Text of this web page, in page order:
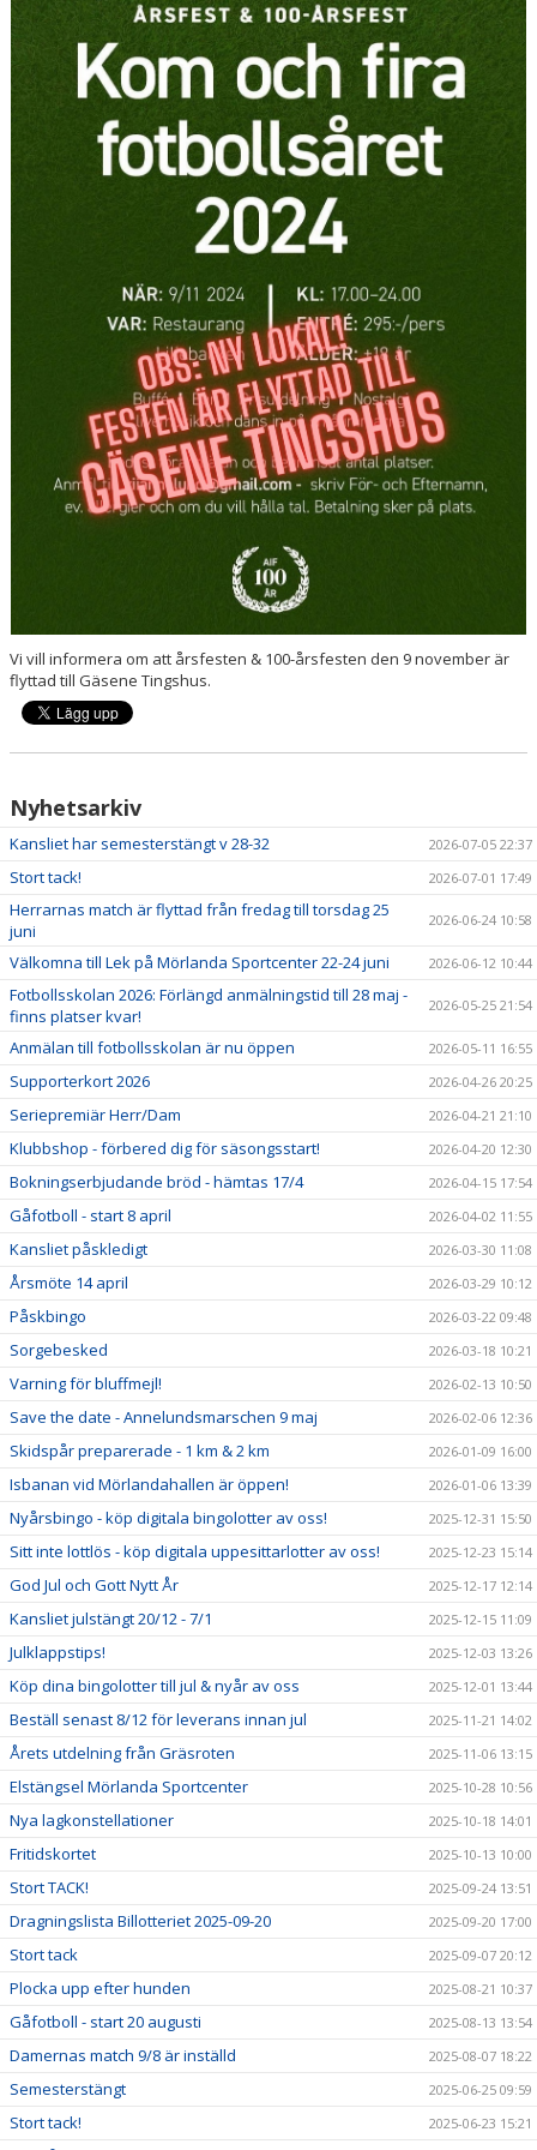
ÖVRIGA SAMARBETSPARTNERS
STÖTTA OSS
Vi vill informera om att årsfesten & 100-årsfesten den 9 november är
flyttad till Gäsene Tingshus.
Nyhetsarkiv
Kansliet har semesterstängt v 28-32 2026-07-05 22:37
Stort tack! 2026-07-01 17:49
Herrarnas match är flyttad från fredag till torsdag 25
juni
2026-06-24 10:58
Välkomna till Lek på Mörlanda Sportcenter 22-24 juni 2026-06-12 10:44
Fotbollsskolan 2026: Förlängd anmälningstid till 28 maj -
finns platser kvar!
2026-05-25 21:54
Anmälan till fotbollsskolan är nu öppen 2026-05-11 16:55
Supporterkort 2026 2026-04-26 20:25
Seriepremiär Herr/Dam 2026-04-21 21:10
Klubbshop - förbered dig för säsongsstart! 2026-04-20 12:30
Bokningserbjudande bröd - hämtas 17/4 2026-04-15 17:54
Gåfotboll - start 8 april 2026-04-02 11:55
Kansliet påskledigt 2026-03-30 11:08
Årsmöte 14 april 2026-03-29 10:12
Påskbingo 2026-03-22 09:48
Sorgebesked 2026-03-18 10:21
Varning för bluffmejl! 2026-02-13 10:50
Save the date - Annelundsmarschen 9 maj 2026-02-06 12:36
Skidspår preparerade - 1 km & 2 km 2026-01-09 16:00
Isbanan vid Mörlandahallen är öppen! 2026-01-06 13:39
Nyårsbingo - köp digitala bingolotter av oss! 2025-12-31 15:50
Sitt inte lottlös - köp digitala uppesittarlotter av oss! 2025-12-23 15:14
God Jul och Gott Nytt År 2025-12-17 12:14
Kansliet julstängt 20/12 - 7/1 2025-12-15 11:09
Julklappstips! 2025-12-03 13:26
Köp dina bingolotter till jul & nyår av oss 2025-12-01 13:44
Beställ senast 8/12 för leverans innan jul 2025-11-21 14:02
Årets utdelning från Gräsroten 2025-11-06 13:15
Elstängsel Mörlanda Sportcenter 2025-10-28 10:56
Nya lagkonstellationer 2025-10-18 14:01
Fritidskortet 2025-10-13 10:00
Stort TACK! 2025-09-24 13:51
Dragningslista Billotteriet 2025-09-20 2025-09-20 17:00
Stort tack 2025-09-07 20:12
Plocka upp efter hunden 2025-08-21 10:37
Gåfotboll - start 20 augusti 2025-08-13 13:54
Damernas match 9/8 är inställd 2025-08-07 18:22
Semesterstängt 2025-06-25 09:59
Stort tack! 2025-06-23 15:21